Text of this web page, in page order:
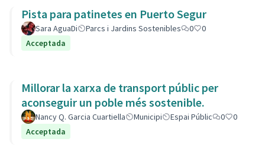
Pista para patinetes en Puerto Segur
Sara AguaDi Parcs i Jardins Sostenibles 0
0
Acceptada
Millorar la xarxa de transport públic per
aconseguir un poble més sostenible.
Nancy Q. Garcia Cuartiella Municipi Espai Públic 0
0
Acceptada